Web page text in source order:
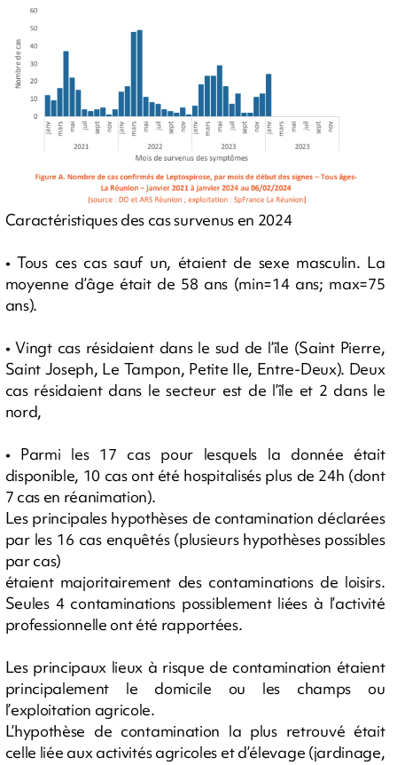
Caractéristiques des cas survenus en 2024
• Tous ces cas sauf un, étaient de sexe masculin. La
moyenne d’âge était de 58 ans (min=14 ans; max=75
ans).
• Vingt cas résidaient dans le sud de l’île (Saint Pierre,
Saint Joseph, Le Tampon, Petite Ile, Entre-Deux). Deux
cas résidaient dans le secteur est de l’île et 2 dans le
nord,
• Parmi les 17 cas pour lesquels la donnée était
disponible, 10 cas ont été hospitalisés plus de 24h (dont
7 cas en réanimation).
Les principales hypothèses de contamination déclarées
par les 16 cas enquêtés (plusieurs hypothèses possibles
par cas)
étaient majoritairement des contaminations de loisirs.
Seules 4 contaminations possiblement liées à l’activité
professionnelle ont été rapportées.
Les principaux lieux à risque de contamination étaient
principalement le domicile ou les champs ou
l’exploitation agricole.
L’hypothèse de contamination la plus retrouvé était
celle liée aux activités agricoles et d’élevage (jardinage,